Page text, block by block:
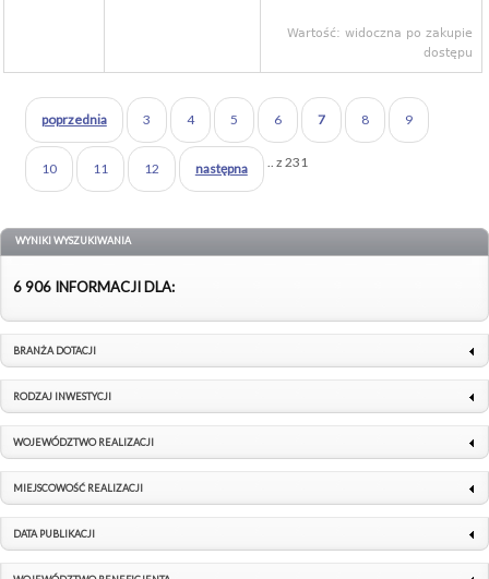
Wartość: widoczna po zakupie
dostępu
poprzednia 3 4 5 6 7 8 9
10 11 12 następna .. z 231
WYNIKI WYSZUKIWANIA
6 906 INFORMACJI DLA:
BRANŻA DOTACJI
RODZAJ INWESTYCJI
WOJEWÓDZTWO REALIZACJI
MIEJSCOWOŚĆ REALIZACJI
DATA PUBLIKACJI